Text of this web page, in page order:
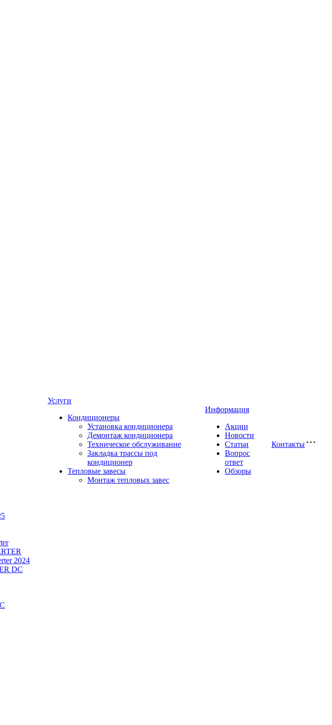
2024
DC
Услуги
Кондиционеры
Установка кондиционера
Демонтаж кондиционера
Техническое обслуживание
Закладка трассы под
кондиционер
Тепловые завесы
Монтаж тепловых завес
Информация
Акции
Новости
Статьи
Вопрос
ответ
Обзоры
Контакты